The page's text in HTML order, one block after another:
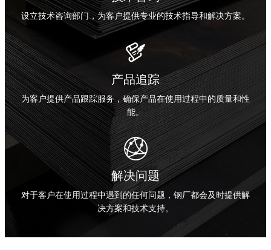
设立技术咨询部门，为客户提供专业的技术指导和解决方案。

产品追踪
为客户提供产品跟踪服务，确保产品在使用过程中的质量和性
能。

解决问题
对于客户在使用过程中遇到的任何问题，钢厂都会及时提供解
决方案和技术支持。